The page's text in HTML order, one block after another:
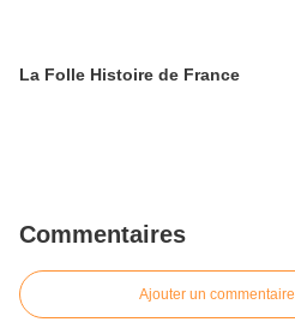
La Folle Histoire de France
Commentaires
Ajouter un commentaire